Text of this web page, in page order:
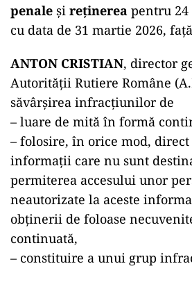
penale și reținerea pentru
cu data de 31 martie 2026,
ANTON CRISTIAN, director
Autorității Rutiere Române
săvârșirea infracțiunilor de
– luare de mită în formă
– folosire, în orice mod,
informații care nu sunt
permiterea accesului unor
neautorizate la aceste
obținerii de foloase
continuată,
– constituire a unui grup